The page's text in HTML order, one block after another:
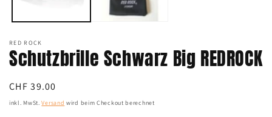
RED ROCK
Schutzbrille Schwarz Big REDROCK
Normaler
Preis
CHF 39.00
inkl. MwSt.Versand wird beim Checkout berechnet